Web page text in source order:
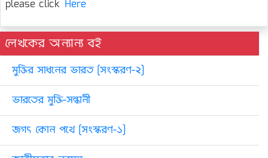
please click Here
লেখকের অন্যান্য বই
মুক্তির সাধনের ভারত [সংস্করণ-২]
ভারতের মুক্তি-সন্ধানী
জগৎ কোন পথে [সংস্করণ-১]